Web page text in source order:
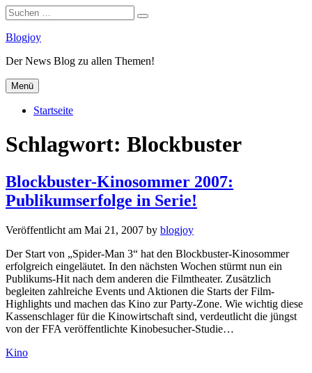
Suchen
nach:
Suchen
Zum
springen
Blogjoy
Der News Blog zu allen Themen!
Menü
Startseite
Schlagwort: Blockbuster
Blockbuster-Kinosommer 2007:
Publikumserfolge in Serie!
Veröffentlicht am Mai 21, 2007 by blogjoy
Der Start von „Spider-Man 3“ hat den Blockbuster-Kinosommer
erfolgreich eingeläutet. In den nächsten Wochen stürmt nun ein
Publikums-Hit nach dem anderen die Filmtheater. Zusätzlich
begleiten zahlreiche Events und Aktionen die Starts der Film-
Highlights und machen das Kino zur Party-Zone. Wie wichtig diese
Kassenschlager für die Kinowirtschaft sind, verdeutlicht die jüngst
von der FFA veröffentlichte Kinobesucher-Studie…
Kategorien
Kino